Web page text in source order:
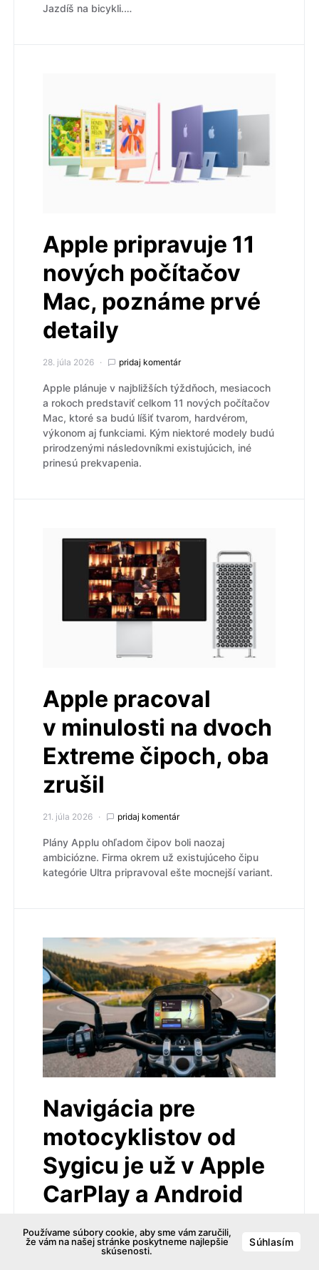
Jazdíš na bicykli.…
Apple pripravuje 11
nových počítačov
Mac, poznáme prvé
detaily
28. júla 2026 pridaj komentár
Apple plánuje v najbližších týždňoch, mesiacoch
a rokoch predstaviť celkom 11 nových počítačov
Mac, ktoré sa budú líšiť tvarom, hardvérom,
výkonom aj funkciami. Kým niektoré modely budú
prirodzenými následovníkmi existujúcich, iné
prinesú prekvapenia.
Apple pracoval
v minulosti na dvoch
Extreme čipoch, oba
zrušil
21. júla 2026 pridaj komentár
Plány Applu ohľadom čipov boli naozaj
ambiciózne. Firma okrem už existujúceho čipu
kategórie Ultra pripravoval ešte mocnejší variant.
Navigácia pre
motocyklistov od
Sygicu je už v Apple
CarPlay a Android
Auto
pridaj komentár
Používame súbory cookie, aby sme vám zaručili,
že vám na našej stránke poskytneme najlepšie
skúsenosti.
Súhlasím